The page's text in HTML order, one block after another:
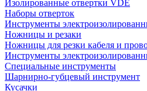
Изолированные отвертки VDE
Наборы отверток
Инструменты
Ножницы и резаки
Ножницы для резки кабеля и
Инструменты
Специальные инструменты
Шарнирно-губцевый инструмент
Кусачки